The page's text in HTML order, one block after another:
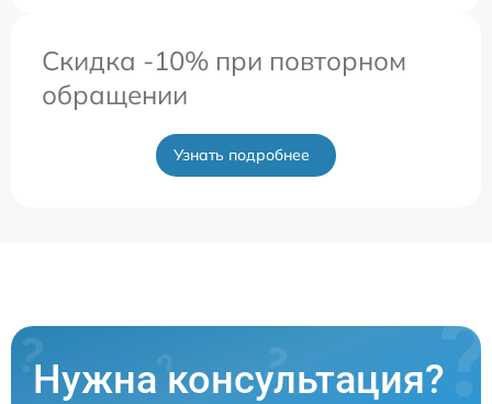
Скидка -10% при повторном
обращении
Узнать подробнее
Нужна консультация?